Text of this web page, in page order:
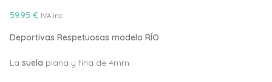
59.95 € IVA inc.
Deportivas Respetuosas modelo RÍO
La suela plana y fina de 4mm